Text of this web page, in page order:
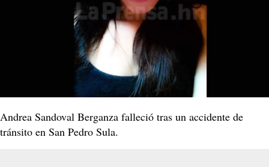
Andrea Sandoval Berganza falleció tras un accidente de
tránsito en San Pedro Sula.